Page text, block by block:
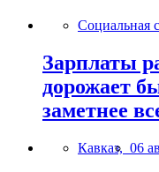
Социальная
Зарплаты
дорожает
заметнее
Кавказ, 06